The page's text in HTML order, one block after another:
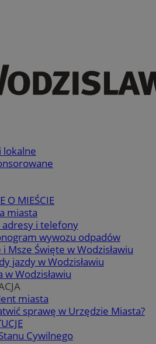
lokalne
O MIEŚCIE
miasta
adresy i telefony
wywozu odpadów
i Msze Święte w Wodzisławiu
jazdy w Wodzisławiu
w Wodzisławiu
miasta
sprawę w Urzędzie Miasta?
Cywilnego